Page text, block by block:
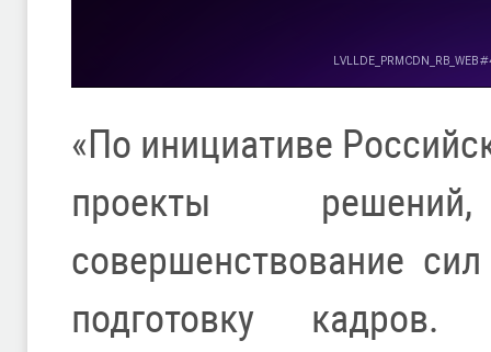
«По инициативе
проекты
совершенствование
подготовку